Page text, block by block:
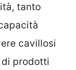
tanto
cavillosi
prodotti